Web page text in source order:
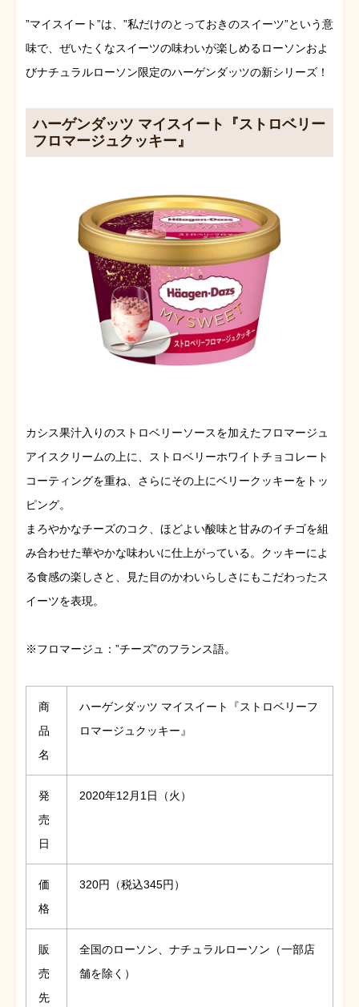
”マイスイート”は、”私だけのとっておきのスイーツ”という意
味で、ぜいたくなスイーツの味わいが楽しめるローソンおよ
びナチュラルローソン限定のハーゲンダッツの新シリーズ！
ハーゲンダッツ マイスイート『ストロベリー
フロマージュクッキー』
カシス果汁入りのストロベリーソースを加えたフロマージュ
アイスクリームの上に、ストロベリーホワイトチョコレート
コーティングを重ね、さらにその上にベリークッキーをトッ
ピング。
まろやかなチーズのコク、ほどよい酸味と甘みのイチゴを組
み合わせた華やかな味わいに仕上がっている。クッキーによ
る食感の楽しさと、見た目のかわいらしさにもこだわったス
イーツを表現。
※フロマージュ：”チーズ”のフランス語。
商
品
名
ハーゲンダッツ マイスイート『ストロベリーフ
ロマージュクッキー』
発
売
日
2020年12月1日（火）
価
格
320円（税込345円）
販
売
先
全国のローソン、ナチュラルローソン（一部店
舗を除く）